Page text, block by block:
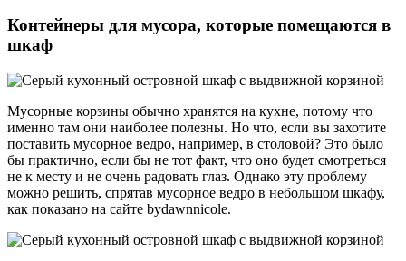
Контейнеры для мусора, которые помещаются в
шкаф
Мусорные корзины обычно хранятся на кухне, потому что
именно там они наиболее полезны. Но что, если вы захотите
поставить мусорное ведро, например, в столовой? Это было
бы практично, если бы не тот факт, что оно будет смотреться
не к месту и не очень радовать глаз. Однако эту проблему
можно решить, спрятав мусорное ведро в небольшом шкафу,
как показано на сайте bydawnnicole.